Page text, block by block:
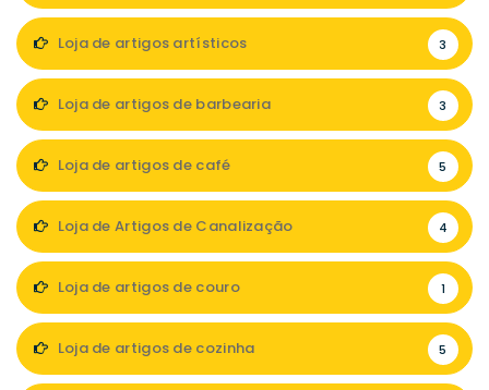
Loja de artigos artísticos 3
Loja de artigos de barbearia 3
Loja de artigos de café 5
Loja de Artigos de Canalização 4
Loja de artigos de couro 1
Loja de artigos de cozinha 5